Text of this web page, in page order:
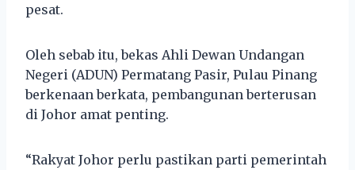
pesat.
Oleh sebab itu, bekas Ahli Dewan Undangan
Negeri (ADUN) Permatang Pasir, Pulau Pinang
berkenaan berkata, pembangunan berterusan
di Johor amat penting.
“Rakyat Johor perlu pastikan parti pemerintah